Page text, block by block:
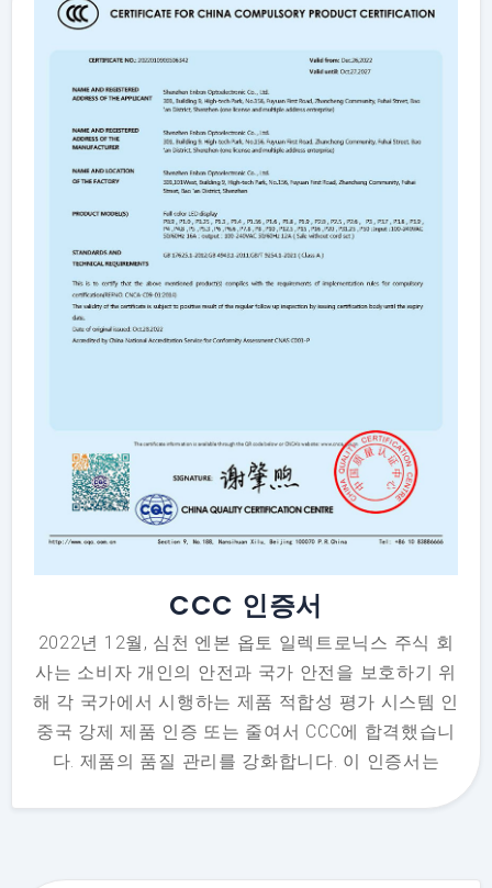
CCC 인증서
2022년 12월, 심천 엔본 옵토 일렉트로닉스 주식 회
사는 소비자 개인의 안전과 국가 안전을 보호하기 위
해 각 국가에서 시행하는 제품 적합성 평가 시스템 인
중국 강제 제품 인증 또는 줄여서 CCC에 합격했습니
다. 제품의 품질 관리를 강화합니다. 이 인증서는
다.